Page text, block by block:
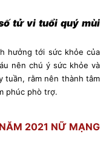
tử vi tuổi quý mùi
hưởng tới sức khỏe của
nên chú ý sức khỏe và
tuần, rằm nên thành tâm
phúc phò trợ.
2021 NỮ MẠNG